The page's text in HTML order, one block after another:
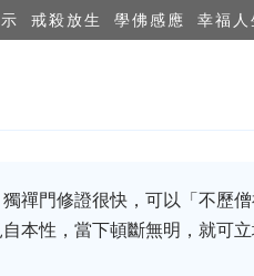
戒殺放生 學佛感應 幸福人
禪門修證很快，可以「不歷
本性，當下頓斷無明，就可